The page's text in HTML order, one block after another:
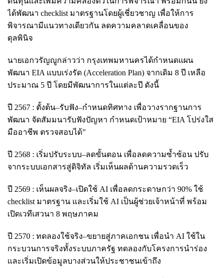
ได้พัฒนา checklist มาตรฐานโดยผู้เชี่ยวชาญ เพื่อให้การ
พิจารณามีแนวทางเดียวกัน ลดความคลาดเคลื่อนของ
ดุลพินิจ
นายเอกวรัญญูกล่าวว่า กรุงเทพมหานครได้กำหนดแผน
พัฒนา EIA แบบเร่งรัด (Acceleration Plan) จากเดิม 8 ปี เหลือ
ประมาณ 5 ปี โดยมีพัฒนาการในแต่ละปี ดังนี้
ปี 2567 : ตั้งต้น–รับฟัง–กำหนดทิศทาง เพื่อวางรากฐานการ
พัฒนา จัดสัมมนารับฟังปัญหา กำหนดเป้าหมาย “EIA โปร่งใส
มืออาชีพ ตรวจสอบได้”
ปี 2568 : เริ่มปรับระบบ–ลดขั้นตอน เพื่อลดความซ้ำซ้อน ปรับ
จากระบบเอกสารสู่ดิจิทัล เริ่มเห็นผลด้านความรวดเร็ว
ปี 2569 : เห็นผลจริง–เปิดใช้ AI เพื่อลดกระดาษกว่า 90% ใช้
checklist มาตรฐาน และเริ่มใช้ AI เป็นผู้ช่วยเจ้าหน้าที่ พร้อม
เปิดเวทีเสวนา 8 พฤษภาคม
ปี 2570 : ทดลองใช้จริง–ขยายสู่ภาคเอกชน เพื่อนำ AI ใช้ใน
กระบวนการจริงทั้งระบบภาครัฐ ทดลองกับโครงการนำร่อง
และเริ่มเปิดข้อมูลบางส่วนให้ประชาชนเข้าถึง